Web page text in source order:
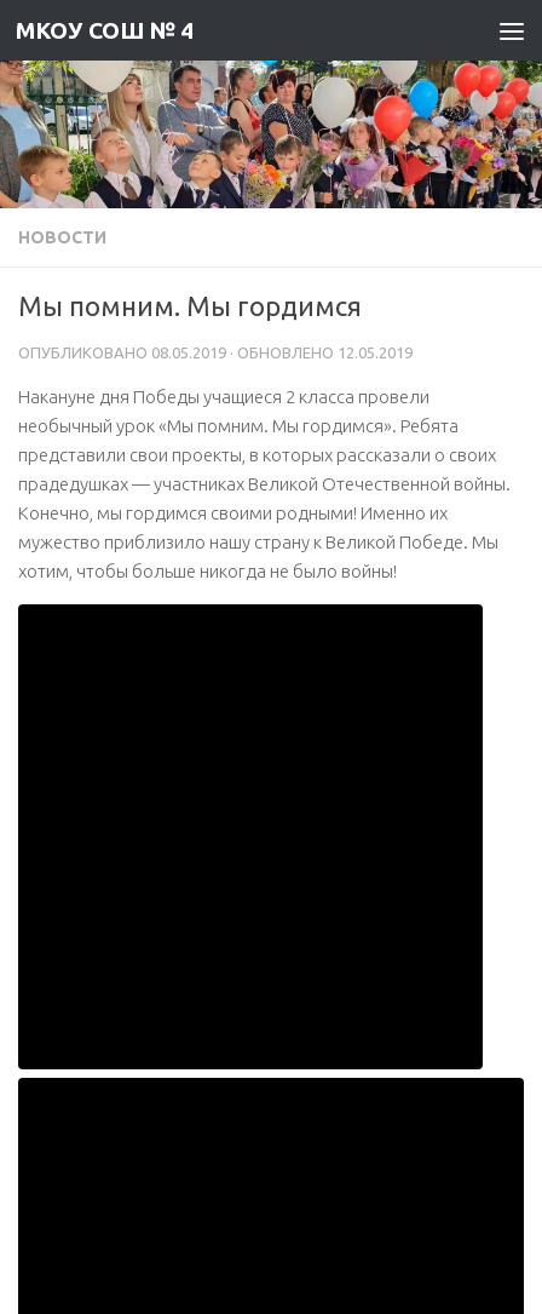
Skip to content
МКОУ СОШ № 4
НОВОСТИ
Мы помним. Мы гордимся
ОПУБЛИКОВАНО 08.05.2019 · ОБНОВЛЕНО 12.05.2019
Накануне дня Победы учащиеся 2 класса провели
необычный урок «Мы помним. Мы гордимся». Ребята
представили свои проекты, в которых рассказали о своих
прадедушках — участниках Великой Отечественной войны.
Конечно, мы гордимся своими родными! Именно их
мужество приблизило нашу страну к Великой Победе. Мы
хотим, чтобы больше никогда не было войны!